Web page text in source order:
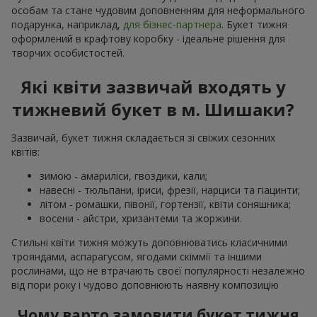
особам та стане чудовим доповненням для неформального
подарунка, наприклад, для бізнес-партнера. Букет тижня
оформлений в крафтову коробку - ідеальне рішення для
творчих особистостей.
Які квіти зазвичай входять у
тижневий букет в м. Шишаки?
Зазвичай, букет тижня складається зі свіжих сезонних
квітів:
зимою - амариліси, гвоздики, кали;
навесні - тюльпани, іриси, фрезії, нарциси та гіацинти;
літом - ромашки, півонії, гортензії, квіти соняшника;
восени - айстри, хризантеми та жоржини.
Стильні квіти тижня можуть доповнюватись класичними
трояндами, аспарагусом, ягодами скіммії та іншими
рослинами, що не втрачають своєї популярності незалежно
від пори року і чудово доповнюють наявну композицію